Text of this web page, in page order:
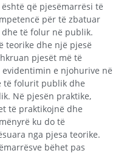
që pjesëmarrësi të
për të zbatuar
të folur në publik.
teorike dhe një pjesë
pjesët më të
e njohurive në
të folurit publik dhe
Në pjesën praktike,
të praktikojnë dhe
ku do të
nga pjesa teorike.
bëhet pas